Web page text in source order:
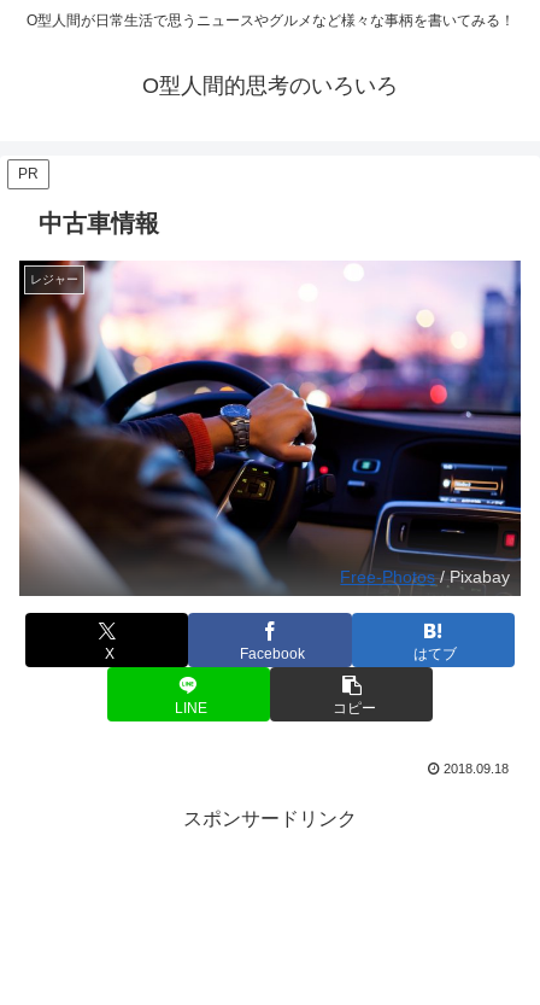
O型人間が日常生活で思うニュースやグルメなど様々な事柄を書いてみる！
O型人間的思考のいろいろ
PR
中古車情報
レジャー
Free-Photos/ Pixabay
X Facebook はてブ
LINE コピー
2018.09.18
スポンサードリンク